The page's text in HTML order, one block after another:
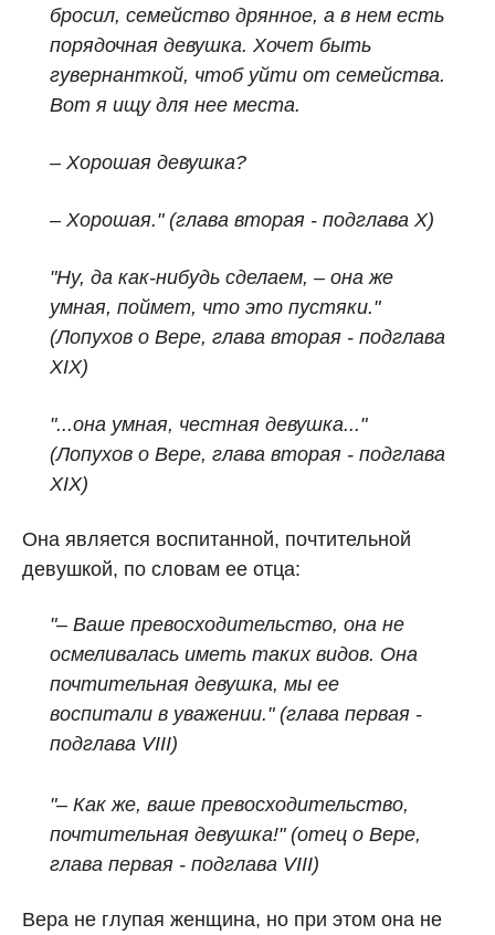
бросил, семейство дрянное, а в нем есть
порядочная девушка. Хочет быть
гувернанткой, чтоб уйти от семейства.
Вот я ищу для нее места.
– Хорошая девушка?
– Хорошая." (глава вторая - подглава X)
"Ну, да как‑нибудь сделаем, – она же
умная, поймет, что это пустяки."
(Лопухов о Вере, глава вторая - подглава
XIX)
"...она умная, честная девушка..."
(Лопухов о Вере, глава вторая - подглава
XIX)
Она является воспитанной, почтительной
девушкой, по словам ее отца:
"– Ваше превосходительство, она не
осмеливалась иметь таких видов. Она
почтительная девушка, мы ее
воспитали в уважении." (глава первая -
подглава VIII)
"– Как же, ваше превосходительство,
почтительная девушка!" (отец о Вере,
глава первая - подглава VIII)
Вера не глупая женщина, но при этом она не